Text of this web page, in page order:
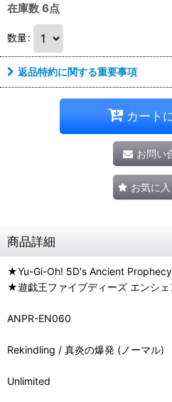
在庫数 6点
数量:
返品特約に関する重要事項
カート
お問い
お気に
商品詳細
★Yu-Gi-Oh! 5D's Ancient Prophecy
★遊戯王ファイブディーズ エンシェ
ANPR-EN060
Rekindling / 真炎の爆発 (ノーマル)
Unlimited